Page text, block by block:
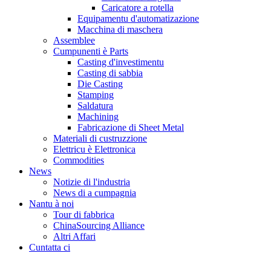
Caricatore a rotella
Equipamentu d'automatizazione
Macchina di maschera
Assemblee
Cumpunenti è Parts
Casting d'investimentu
Casting di sabbia
Die Casting
Stamping
Saldatura
Machining
Fabricazione di Sheet Metal
Materiali di custruzzione
Elettricu è Elettronica
Commodities
News
Notizie di l'industria
News di a cumpagnia
Nantu à noi
Tour di fabbrica
ChinaSourcing Alliance
Altri Affari
Cuntatta ci